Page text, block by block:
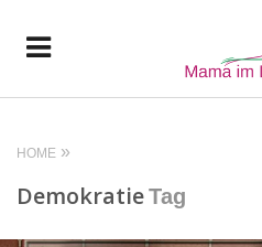
HOME
DemokratieTag